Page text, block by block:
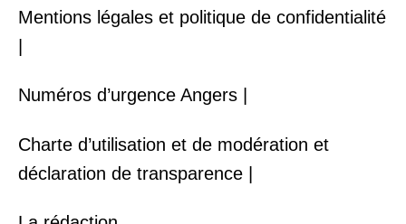
Mentions légales et politique de confidentialité
Numéros d’urgence Angers |
Charte d’utilisation et de modération et
déclaration de transparence |